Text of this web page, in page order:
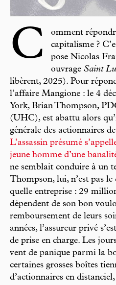
C
omment
capitalisme ?
pose Nicolas
ouvrage Saint
libèrent, 2025). Pour
l’affaire Mangione : le 4
York, Brian Thompson,
(UHC), est abattu alors
générale des actionnaires
L’assassin présumé
jeune homme d’une
ne semblait conduire à un
Thompson, lui, n’est pas
quelle entreprise : 29
dépendent de son bon
remboursement de leurs
années, l’assureur privé
de prise en charge. Les
vent de panique parmi la
certaines grosses boîtes
d’actionnaires en